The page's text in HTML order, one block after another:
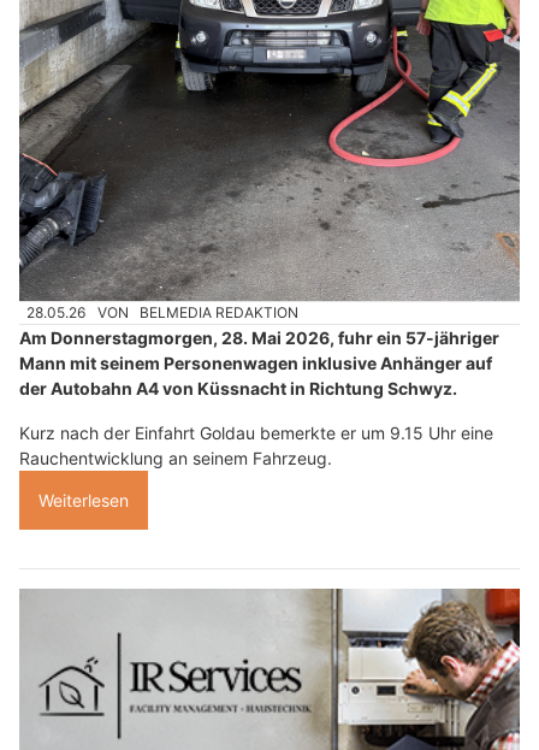
28.05.26 VON BELMEDIA REDAKTION
Am Donnerstagmorgen, 28. Mai 2026, fuhr ein 57-jähriger
Mann mit seinem Personenwagen inklusive Anhänger auf
der Autobahn A4 von Küssnacht in Richtung Schwyz.
Kurz nach der Einfahrt Goldau bemerkte er um 9.15 Uhr eine
Rauchentwicklung an seinem Fahrzeug.
Weiterlesen